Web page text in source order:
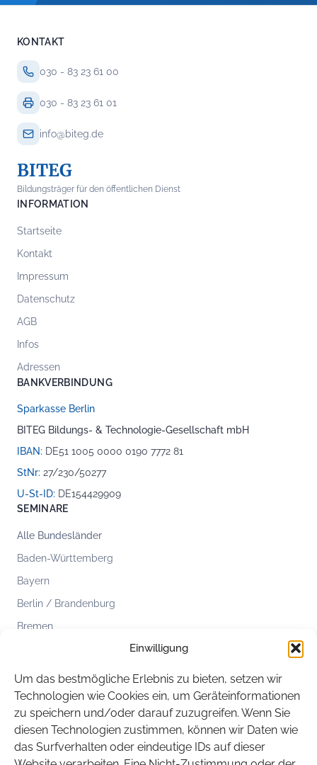
Einwilligung
Um das bestmögliche Erlebnis zu bieten, setzen wir
Technologien wie Cookies ein, um Geräteinformationen
zu speichern und/oder darauf zuzugreifen. Wenn Sie
diesen Technologien zustimmen, können wir Daten wie
das Surfverhalten oder eindeutige IDs auf dieser
KONTAKT
030 - 83 23 61 00
030 - 83 23 61 01
info@biteg.de
BITEG
Bildungsträger für den öffentlichen Dienst
INFORMATION
Startseite
Kontakt
Impressum
Datenschutz
AGB
Infos
Adressen
BANKVERBINDUNG
Sparkasse Berlin
BITEG Bildungs- & Technologie-Gesellschaft mbH
IBAN: DE51 1005 0000 0190 7772 81
StNr: 27/230/50277
U-St-ID: DE154429909
SEMINARE
Alle Bundesländer
Baden-Württemberg
Bayern
Berlin / Brandenburg
Bremen
Mecklenburg-Vorpommern
Niedersachsen
Nordrhein-Westfalen
Rheinland-Pfalz